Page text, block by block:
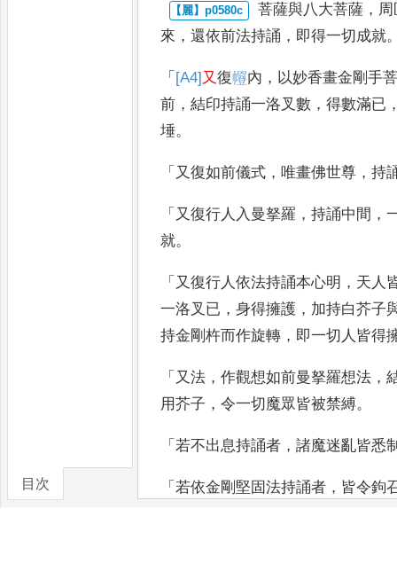
目次
菩薩與八大菩薩 ，
來 ，還依前法持誦 ， 即得一切成就
「 [A4] 又復𭘼內 ， 以妙香畫金剛手
前 ，結印持誦一洛叉數 ，得數滿已
埵。
「 又復如前儀式 ，唯畫佛世尊 ，持
「 又復行人入曼拏羅 ，持誦中間 ，
就。
「 又復行人依法持誦本心明 ， 天人
一洛叉已 ，身得擁護 ， 加持白芥子
持金剛杵而作旋轉 ， 即一切 人皆得
「 又法 ，作觀想如前曼拏羅想法 ，
用芥子 ，令一切魔眾皆被禁縛。
「若不出息持誦者 ，諸魔迷亂皆悉
「若依金剛堅固法持誦者 ， 皆令鉤